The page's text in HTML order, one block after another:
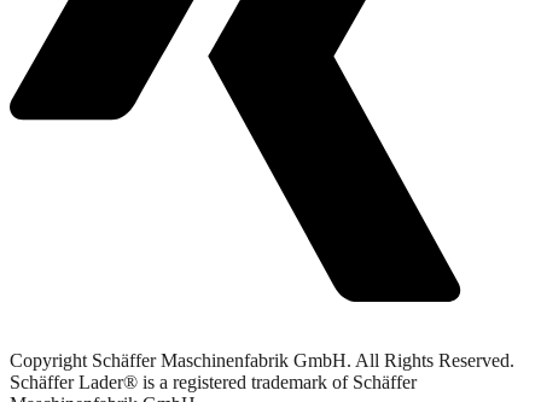
Copyright Schäffer Maschinenfabrik GmbH. All Rights Reserved.
Schäffer Lader® is a registered trademark of Schäffer